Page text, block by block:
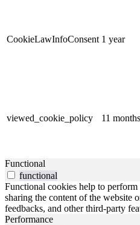
CookieLawInfoConsent 1 year
viewed_cookie_policy 11 months
Functional
functional
Functional cookies help to
sharing the content of the website
feedbacks, and other third-party
Performance